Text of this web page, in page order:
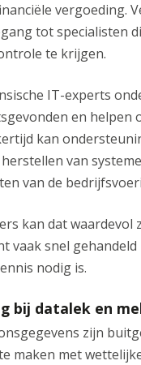
vergoeding.
tot specialisten
te krijgen.
IT-experts
en helpen
kan
van
van de
kan dat waardevol
vaak snel
nodig is.
bij datalek en
zijn
maken met